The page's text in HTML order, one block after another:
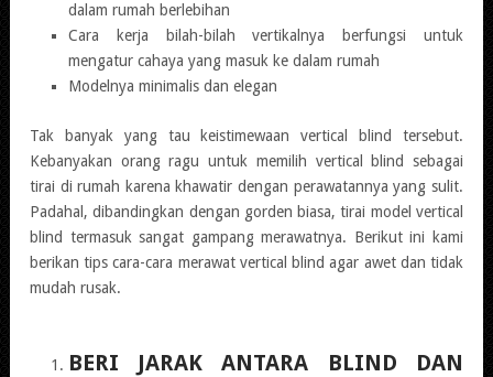
dalam rumah berlebihan
Cara kerja bilah-bilah vertikalnya berfungsi untuk
mengatur cahaya yang masuk ke dalam rumah
Modelnya minimalis dan elegan
Tak banyak yang tau keistimewaan vertical blind tersebut.
Kebanyakan orang ragu untuk memilih vertical blind sebagai
tirai di rumah karena khawatir dengan perawatannya yang sulit.
Padahal, dibandingkan dengan gorden biasa, tirai model vertical
blind termasuk sangat gampang merawatnya. Berikut ini kami
berikan tips cara-cara merawat vertical blind agar awet dan tidak
mudah rusak.
BERI JARAK ANTARA BLIND DAN